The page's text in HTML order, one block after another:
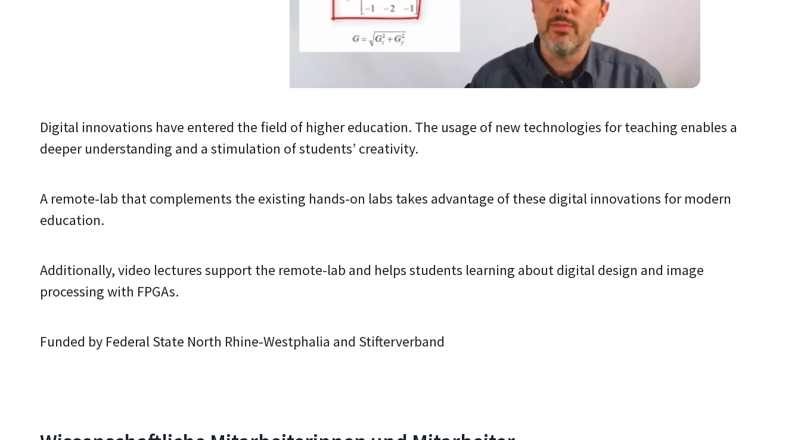
Digital innovations have entered the field of higher education. The usage of new technologies for teaching enables a
deeper understanding and a stimulation of students’ creativity.
A remote-lab that complements the existing hands-on labs takes advantage of these digital innovations for modern
education.
Additionally, video lectures support the remote-lab and helps students learning about digital design and image
processing with FPGAs.
Funded by Federal State North Rhine-Westphalia and Stifterverband